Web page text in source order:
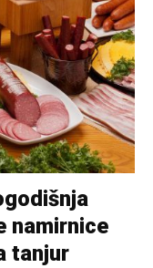
namirnice
tanjur